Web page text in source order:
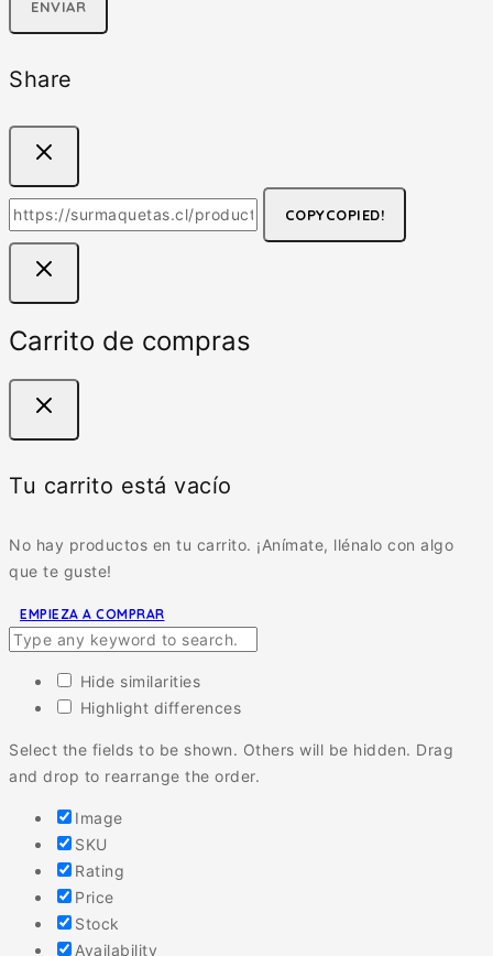
Share
COPYCOPIED!
Carrito de compras
Tu carrito está vacío
No hay productos en tu carrito. ¡Anímate, llénalo con algo
que te guste!
EMPIEZA A COMPRAR
Hide similarities
Highlight differences
Select the fields to be shown. Others will be hidden. Drag
and drop to rearrange the order.
Image
SKU
Rating
Price
Stock
Availability